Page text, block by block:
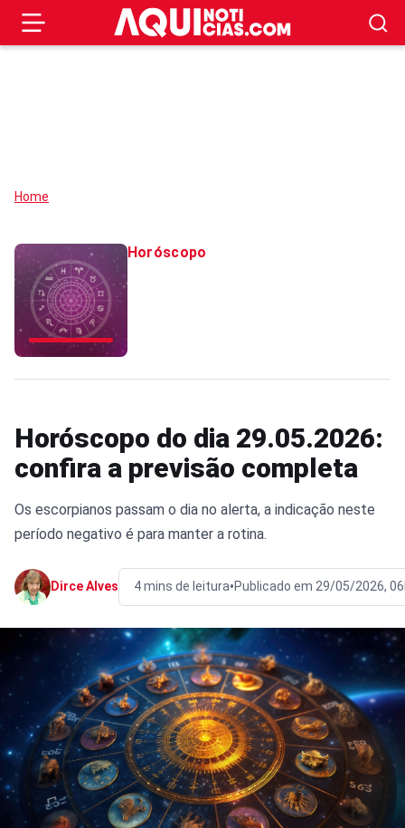
Home
Horóscopo
Horóscopo do dia 29.05.2026:
confira a previsão completa
Os escorpianos passam o dia no alerta, a indicação neste
período negativo é para manter a rotina.
Dirce Alves 4 mins de leitura•Publicado em 29/05/2026,